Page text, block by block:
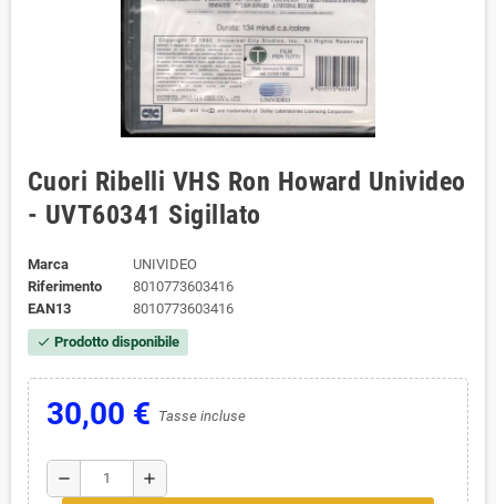
Cuori Ribelli VHS Ron Howard Univideo
- UVT60341 Sigillato
Marca
UNIVIDEO
Riferimento
8010773603416
EAN13
8010773603416
check Prodotto disponibile
30,00 € Tasse incluse
remove add